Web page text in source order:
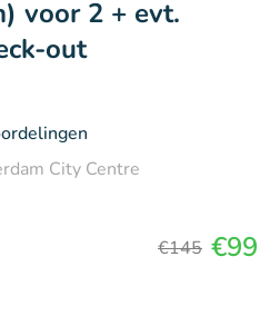
voor 2 + evt.
out
City Centre
€145 €99